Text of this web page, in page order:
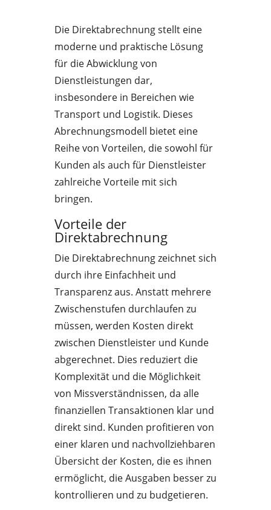
Die Direktabrechnung stellt eine
moderne und praktische Lösung
für die Abwicklung von
Dienstleistungen dar,
insbesondere in Bereichen wie
Transport und Logistik. Dieses
Abrechnungsmodell bietet eine
Reihe von Vorteilen, die sowohl für
Kunden als auch für Dienstleister
zahlreiche Vorteile mit sich
bringen.
Vorteile der
Direktabrechnung
Die Direktabrechnung zeichnet sich
durch ihre Einfachheit und
Transparenz aus. Anstatt mehrere
Zwischenstufen durchlaufen zu
müssen, werden Kosten direkt
zwischen Dienstleister und Kunde
abgerechnet. Dies reduziert die
Komplexität und die Möglichkeit
von Missverständnissen, da alle
finanziellen Transaktionen klar und
direkt sind. Kunden profitieren von
einer klaren und nachvollziehbaren
Übersicht der Kosten, die es ihnen
ermöglicht, die Ausgaben besser zu
kontrollieren und zu budgetieren.